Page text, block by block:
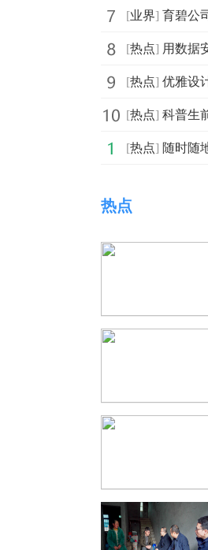
[业界] 育碧公司证实
[热点] 用数据安全“
[热点] 优雅设计 极
[热点] 科普生前往合作
[热点] 随时随地让
热点